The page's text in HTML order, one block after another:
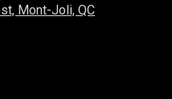
Mont-Joli, QC